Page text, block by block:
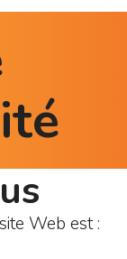
Web est :